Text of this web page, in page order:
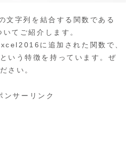
文字列を結合する関数である
てご紹介します。
に追加された関数で、
いう特徴を持っています。ぜ
さい。
ンサーリンク